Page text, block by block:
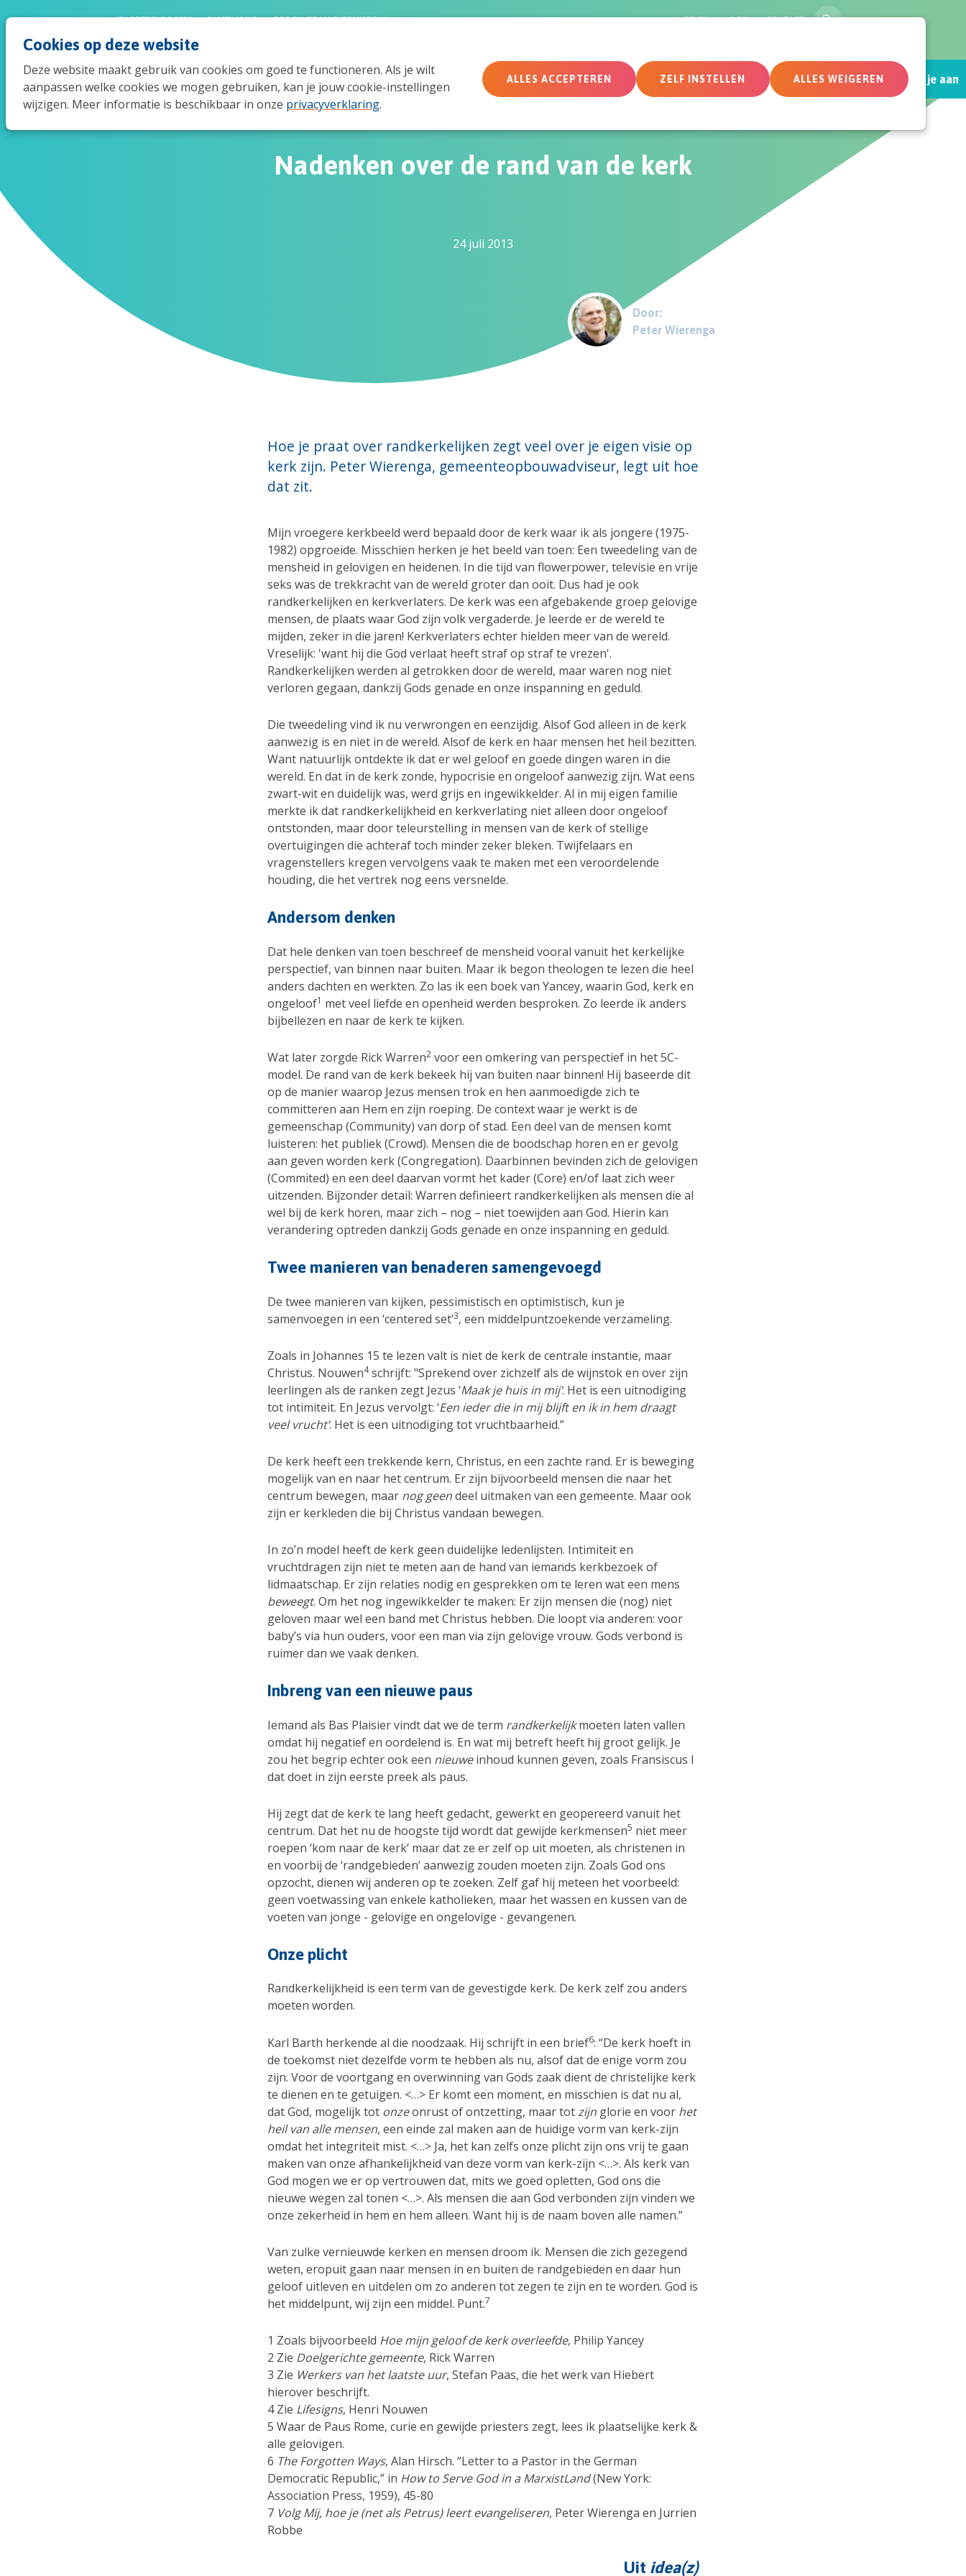
Cookies op deze website
Deze website maakt gebruik van cookies om goed te functioneren. Als je wilt
aanpassen welke cookies we mogen gebruiken, kan je jouw cookie-instellingen
wijzigen. Meer informatie is beschikbaar in onze privacyverklaring.
ALLES ACCEPTEREN ZELF INSTELLEN ALLES WEIGEREN
Wie wij zijn Wat we doen Doe mee Actueel Deelnemersomgeving Sluit je aan
JEUGDTRENDS 2026 SAMEN JONG BROCHURE MACHTSMISBRUIK GEVEN LOGIN CONTACT ZOEK
Nadenken over de rand van de kerk
24 juli 2013
Door:
Peter Wierenga
Hoe je praat over randkerkelijken zegt veel over je eigen visie op
kerk zijn. Peter Wierenga, gemeenteopbouwadviseur, legt uit hoe
dat zit.
Mijn vroegere kerkbeeld werd bepaald door de kerk waar ik als jongere (1975-
1982) opgroeide. Misschien herken je het beeld van toen: Een tweedeling van de
mensheid in gelovigen en heidenen. In die tijd van flowerpower, televisie en vrije
seks was de trekkracht van de wereld groter dan ooit. Dus had je ook
randkerkelijken en kerkverlaters. De kerk was een afgebakende groep gelovige
mensen, de plaats waar God zijn volk vergaderde. Je leerde er de wereld te
mijden, zeker in die jaren! Kerkverlaters echter hielden meer van de wereld.
Vreselijk: 'want hij die God verlaat heeft straf op straf te vrezen'.
Randkerkelijken werden al getrokken door de wereld, maar waren nog niet
verloren gegaan, dankzij Gods genade en onze inspanning en geduld.
Die tweedeling vind ik nu verwrongen en eenzijdig. Alsof God alleen in de kerk
aanwezig is en niet in de wereld. Alsof de kerk en haar mensen het heil bezitten.
Want natuurlijk ontdekte ik dat er wel geloof en goede dingen waren in die
wereld. En dat in de kerk zonde, hypocrisie en ongeloof aanwezig zijn. Wat eens
zwart-wit en duidelijk was, werd grijs en ingewikkelder. Al in mij eigen familie
merkte ik dat randkerkelijkheid en kerkverlating niet alleen door ongeloof
ontstonden, maar door teleurstelling in mensen van de kerk of stellige
overtuigingen die achteraf toch minder zeker bleken. Twijfelaars en
vragenstellers kregen vervolgens vaak te maken met een veroordelende
houding, die het vertrek nog eens versnelde.
Andersom denken
Dat hele denken van toen beschreef de mensheid vooral vanuit het kerkelijke
perspectief, van binnen naar buiten. Maar ik begon theologen te lezen die heel
anders dachten en werkten. Zo las ik een boek van Yancey, waarin God, kerk en
ongeloof1 met veel liefde en openheid werden besproken. Zo leerde ik anders
bijbellezen en naar de kerk te kijken.
Wat later zorgde Rick Warren2 voor een omkering van perspectief in het 5C-
model. De rand van de kerk bekeek hij van buiten naar binnen! Hij baseerde dit
op de manier waarop Jezus mensen trok en hen aanmoedigde zich te
committeren aan Hem en zijn roeping. De context waar je werkt is de
gemeenschap (Community) van dorp of stad. Een deel van de mensen komt
luisteren: het publiek (Crowd). Mensen die de boodschap horen en er gevolg
aan geven worden kerk (Congregation). Daarbinnen bevinden zich de gelovigen
(Commited) en een deel daarvan vormt het kader (Core) en/of laat zich weer
uitzenden. Bijzonder detail: Warren definieert randkerkelijken als mensen die al
wel bij de kerk horen, maar zich – nog – niet toewijden aan God. Hierin kan
verandering optreden dankzij Gods genade en onze inspanning en geduld.
Twee manieren van benaderen samengevoegd
De twee manieren van kijken, pessimistisch en optimistisch, kun je
samenvoegen in een ‘centered set’3, een middelpuntzoekende verzameling.
Zoals in Johannes 15 te lezen valt is niet de kerk de centrale instantie, maar
Christus. Nouwen4schrijft: "Sprekend over zichzelf als de wijnstok en over zijn
leerlingen als de ranken zegt Jezus ‘Maak je huis in mij’. Het is een uitnodiging
tot intimiteit. En Jezus vervolgt: ‘Een ieder die in mij blijft en ik in hem draagt
veel vrucht’. Het is een uitnodiging tot vruchtbaarheid.”
De kerk heeft een trekkende kern, Christus, en een zachte rand. Er is beweging
mogelijk van en naar het centrum. Er zijn bijvoorbeeld mensen die naar het
centrum bewegen, maar nog geendeel uitmaken van een gemeente. Maar ook
zijn er kerkleden die bij Christus vandaan bewegen.
In zo’n model heeft de kerk geen duidelijke ledenlijsten. Intimiteit en
vruchtdragen zijn niet te meten aan de hand van iemands kerkbezoek of
lidmaatschap. Er zijn relaties nodig en gesprekken om te leren wat een mens
beweegt. Om het nog ingewikkelder te maken: Er zijn mensen die (nog) niet
geloven maar wel een band met Christus hebben. Die loopt via anderen: voor
baby’s via hun ouders, voor een man via zijn gelovige vrouw. Gods verbond is
ruimer dan we vaak denken.
Inbreng van een nieuwe paus
Iemand als Bas Plaisier vindt dat we de term randkerkelijkmoeten laten vallen
omdat hij negatief en oordelend is. En wat mij betreft heeft hij groot gelijk. Je
zou het begrip echter ook een nieuweinhoud kunnen geven, zoals Fransiscus I
dat doet in zijn eerste preek als paus.
Hij zegt dat de kerk te lang heeft gedacht, gewerkt en geopereerd vanuit het
centrum. Dat het nu de hoogste tijd wordt dat gewijde kerkmensen5 niet meer
roepen ‘kom naar de kerk’ maar dat ze er zelf op uit moeten, als christenen in
en voorbij de ‘randgebieden’ aanwezig zouden moeten zijn. Zoals God ons
opzocht, dienen wij anderen op te zoeken. Zelf gaf hij meteen het voorbeeld:
geen voetwassing van enkele katholieken, maar het wassen en kussen van de
voeten van jonge - gelovige en ongelovige - gevangenen.
Onze plicht
Randkerkelijkheid is een term van de gevestigde kerk. De kerk zelf zou anders
moeten worden.
Karl Barth herkende al die noodzaak. Hij schrijft in een brief6: “De kerk hoeft in
de toekomst niet dezelfde vorm te hebben als nu, alsof dat de enige vorm zou
zijn. Voor de voortgang en overwinning van Gods zaak dient de christelijke kerk
te dienen en te getuigen. <…> Er komt een moment, en misschien is dat nu al,
dat God, mogelijk tot onzeonrust of ontzetting, maar totzijn glorie en voor het
heil van alle mensen, een einde zal maken aan de huidige vorm van kerk-zijn
omdat het integriteit mist. <…> Ja, het kan zelfs onze plicht zijn ons vrij te gaan
maken van onze afhankelijkheid van deze vorm van kerk-zijn <…>. Als kerk van
God mogen we er op vertrouwen dat, mits we goed opletten, God ons die
nieuwe wegen zal tonen <…>. Als mensen die aan God verbonden zijn vinden we
onze zekerheid in hem en hem alleen. Want hij is de naam boven alle namen.”
Van zulke vernieuwde kerken en mensen droom ik. Mensen die zich gezegend
weten, eropuit gaan naar mensen in en buiten de randgebieden en daar hun
geloof uitleven en uitdelen om zo anderen tot zegen te zijn en te worden. God is
het middelpunt, wij zijn een middel. Punt.7
1 Zoals bijvoorbeeld Hoe mijn geloof de kerk overleefde, Philip Yancey
2 Zie Doelgerichte gemeente, Rick Warren
3 Zie Werkers van het laatste uur, Stefan Paas, die het werk van Hiebert
hierover beschrijft.
4 Zie Lifesigns, Henri Nouwen
5 Waar de Paus Rome, curie en gewijde priesters zegt, lees ik plaatselijke kerk &
alle gelovigen.
6 The Forgotten Ways, Alan Hirsch. “Letter to a Pastor in the German
Democratic Republic,” in How to Serve God in a MarxistLand(New York:
Association Press, 1959), 45-80
7 Volg Mij, hoe je (net als Petrus) leert evangeliseren, Peter Wierenga en Jurrien
Robbe
Uit idea(z)